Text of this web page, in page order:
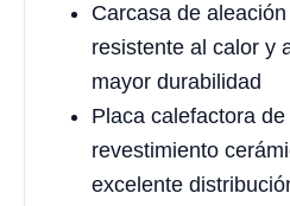
Carcasa de
resistente al calor y
mayor durabilidad
Placa calefactora
revestimiento
excelente